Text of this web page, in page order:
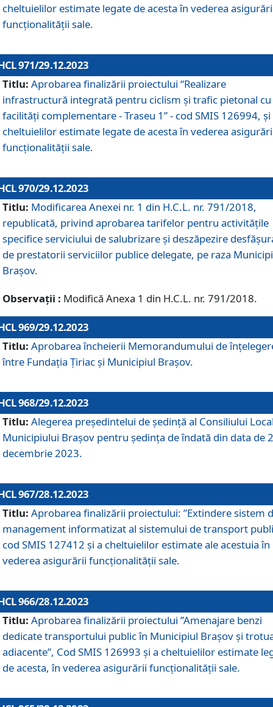
cheltuielilor estimate legate de acesta în vederea
funcționalității sale.
971/29.12.2023
Titlu: Aprobarea finalizării proiectului “Realizare
infrastructură integrată pentru ciclism şi trafic pietonal cu
facilităţi complementare - Traseu 1” - cod SMIS 126994, și
cheltuielilor estimate legate de acesta în vederea
funcționalității sale.
970/29.12.2023
Titlu: Modificarea Anexei nr. 1 din H.C.L. nr. 791/2018,
republicată, privind aprobarea tarifelor pentru activitățile
specifice serviciului de salubrizare și deszăpezire
de prestatorii serviciilor publice delegate, pe raza
Brașov.
Observații : Modifică Anexa 1 din H.C.L. nr. 791/2018.
969/29.12.2023
Titlu: Aprobarea încheierii Memorandumului de
între Fundația Țiriac și Municipiul Brașov.
968/29.12.2023
Titlu: Alegerea preşedintelui de şedinţă al Consiliului
Municipiului Braşov pentru ședința de îndată din data de
decembrie 2023.
967/28.12.2023
Titlu: Aprobarea finalizării proiectului: ”Extindere sistem
management informatizat al sistemului de transport
cod SMIS 127412 și a cheltuielilor estimate ale acestuia în
vederea asigurării funcționalității sale.
966/28.12.2023
Titlu: Aprobarea finalizării proiectului ”Amenajare benzi
dedicate transportului public în Municipiul Brașov şi
adiacente”, Cod SMIS 126993 și a cheltuielilor estimate
de acesta, în vederea asigurării funcționalității sale.